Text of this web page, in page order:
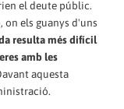
el deute públic.
on els guanys d'uns
resulta més difícil
amb les
aquesta